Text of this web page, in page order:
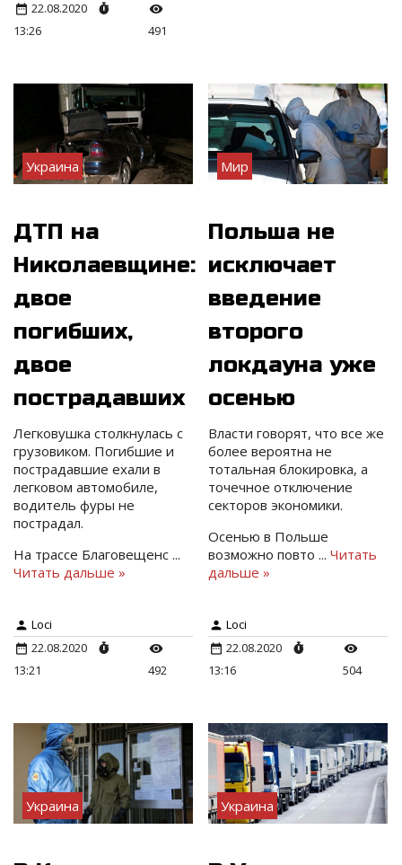
22.08.2020
13:26
491
Украина
ДТП на
Николаевщине:
двое
погибших,
двое
пострадавших
Легковушка столкнулась с
грузовиком. Погибшие и
пострадавшие ехали в
легковом автомобиле,
водитель фуры не
пострадал.
На трассе Благовещенс ...
Читать дальше »
Loci
22.08.2020
13:21
492
Мир
Польша не
исключает
введение
второго
локдауна уже
осенью
Власти говорят, что все же
более вероятна не
тотальная блокировка, а
точечное отключение
секторов экономики.
Осенью в Польше
возможно повто...Читать
дальше »
Loci
22.08.2020
13:16
504
Украина Украина